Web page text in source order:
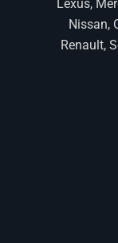
Lexus,
Nissan,
Renault,